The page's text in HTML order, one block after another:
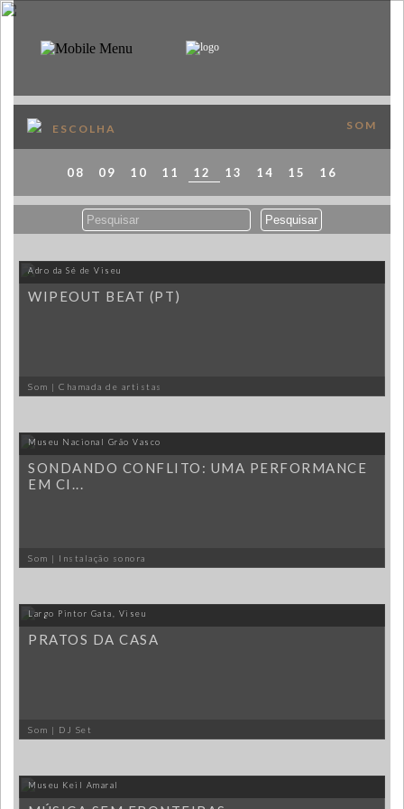
PROGRAMA
VISITAR
MAPA
ESCOLHA SOM
08 09 10 11 12 13 14 15 16
Adro da Sé de Viseu
WIPEOUT BEAT (PT)
Som | Chamada de artistas
Museu Nacional Grão Vasco
SONDANDO CONFLITO: UMA PERFORMANCE
EM CI...
Som | Instalação sonora
Largo Pintor Gata, Viseu
PRATOS DA CASA
Som | DJ Set
Museu Keil Amaral